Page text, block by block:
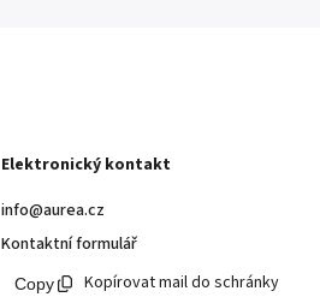
Elektronický kontakt
info@aurea.cz
Kontaktní formulář
Kopírovat mail do schránky